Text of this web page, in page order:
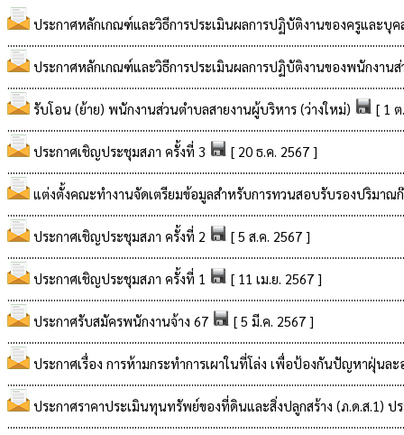
ประกาศหลักเกณฑ์และวิธีการประเมินผลการปฏิบัติงานของครูและบุ
ประกาศหลักเกณฑ์และวิธีการประเมินผลการปฏิบัติงานของพนักงา
รับโอน (ย้าย) พนักงานส่วนตำบลสายงานผู้บริหาร (ว่างใหม่)
[ 1
ประกาศเชิญประชุมสภา ครั้งที่ 3
[ 20 ธ.ค. 2567 ]
แต่งตั้งคณะทำงานจัดเตรียมข้อมูลสำหรับการทวนสอบรับรองปริมาณ
ประกาศเชิญประชุมสภา ครั้งที่ 2
[ 5 ส.ค. 2567 ]
ประกาศเชิญประชุมสภา ครั้งที่ 1
[ 11 เม.ย. 2567 ]
ประกาศรับสมัครพนักงานจ้าง 67
[ 5 มี.ค. 2567 ]
ประกาศเรื่อง การห้ามกระทำการเผาในที่โล่ง เพื่อป้องกันปัญหาฝุ่นล
ประกาศราคาประเมินทุนทรัพย์ของที่ดินและสิ่งปลูกสร้าง (ภ.ด.ส.1) ป